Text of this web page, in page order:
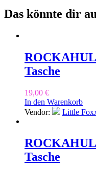
Das könnte dir
Tasche
19,00 €
In den Warenkorb
Vendor:
Little
Tasche